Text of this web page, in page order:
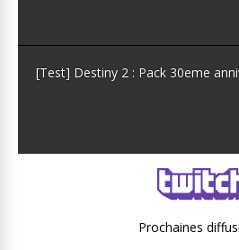
[Test] Destiny 2 : Pack 30eme
Prochaines